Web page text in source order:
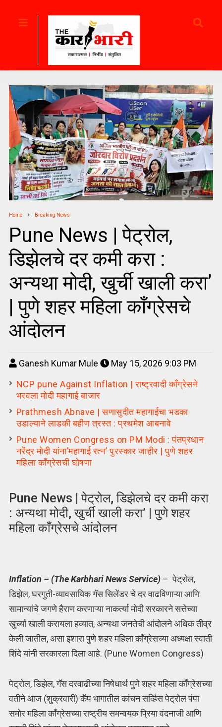
Home Breaking News
Pune News | पेट्रोल,
डिझेलचे दर कमी करा :
अन्यथा मोदी, खुर्ची खाली करा’
| पुणे शहर महिला काँग्रेसचे
आंदोलन
Ganesh Kumar Mule
May 15, 2026 9:03 PM
NCP pune Against Inflation | राष्ट्रवादी काँग्रेसने
भरवला मोदी महागाई बाजार
Prathmesh Abnave | सणासुदीत महागाईचा भडका
उडाल्याने लाडकी बहीण त्रस्त : प्रथमेश आबनावे
Pune Women Congress on PM Modi : पंतप्रधान
नरेंद्र मोदी यांना’महागाई रत्न’ पुरस्कार जाहीर | पुणे शहर
महिला काँग्रेसची घोषणा
Pune News | पेट्रोल, डिझेलचे दर कमी करा
: अन्यथा मोदी, खुर्ची खाली करा’ | पुणे शहर
महिला काँग्रेसचे आंदोलन
Inflation – (The Karbhari News Service)– पेट्रोल,
डिझेल, घरगुती-व्यावसायिक गॅस सिलेंडर चे दर वाढविणाऱ्या आणि
सामान्यांचे जगणे हैराण करणाऱ्या नाकर्त्या मोदी सरकारने सत्तेच्या
खुर्च्या खाली करायला हव्यात, अन्यथा जनतेची आंदोलने अधिक तीव्र
केली जातील, असा इशारा पुणे शहर महिला काँग्रेसच्या अध्यक्षा स्वाती
शिंदे यांनी सरकारला दिला आहे. (Pune Women Congress)
पेट्रोल, डिझेल, गॅस दरवाढीच्या निषेधार्थ पुणे शहर महिला काँग्रेसच्या
वतीने आज (शुक्रवारी) कॅंप भागातील कांचन सर्व्हिस पेट्रोल पंपा
समोर महिला काँग्रेसच्या राष्ट्रीय समन्वयक प्रिया वंदनाजी आणि